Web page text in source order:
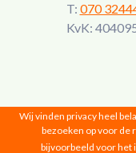
T: 070
KvK:
Vrouwen van
Wij vinden privacy heel
bezoeken op voor de
bijvoorbeeld voor het